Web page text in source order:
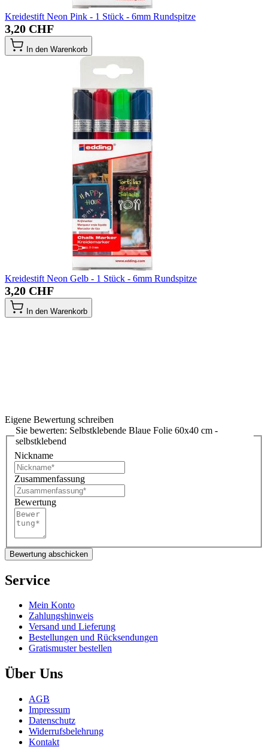
Kreidestift Neon Pink - 1 Stück - 6mm Rundspitze
3,20 CHF
In den Warenkorb
Kreidestift Neon Gelb - 1 Stück - 6mm Rundspitze
3,20 CHF
In den Warenkorb
Eigene Bewertung schreiben
Sie bewerten: Selbstklebende Blaue Folie 60x40 cm -
selbstklebend
Nickname
Zusammenfassung
Bewertung
Bewertung abschicken
Service
Mein Konto
Zahlungshinweis
Versand und Lieferung
Bestellungen und Rücksendungen
Gratismuster bestellen
Über Uns
AGB
Impressum
Datenschutz
Widerrufsbelehrung
Kontakt